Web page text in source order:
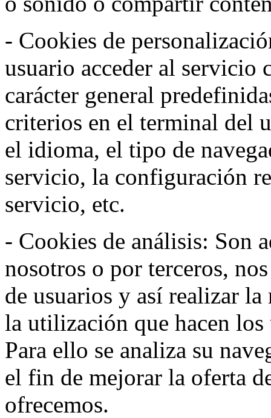
- Cookies de
usuario acceder al servicio
carácter general
criterios en el terminal del
el idioma, el tipo de
servicio, la configuración
servicio, etc.
- Cookies de análisis: Son
nosotros o por terceros,
de usuarios y así realizar
la utilización que hacen
Para ello se analiza su
el fin de mejorar la oferta
ofrecemos.